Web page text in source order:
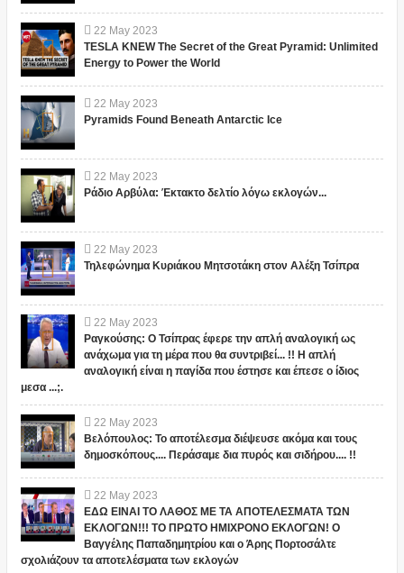
22 May 2023
TESLA KNEW The Secret of the Great Pyramid: Unlimited
Energy to Power the World
22 May 2023
Pyramids Found Beneath Antarctic Ice
22 May 2023
Ράδιο Αρβύλα: Έκτακτο δελτίο λόγω εκλογών...
22 May 2023
Τηλεφώνημα Κυριάκου Μητσοτάκη στον Αλέξη Τσίπρα
22 May 2023
Ραγκούσης: Ο Τσίπρας έφερε την απλή αναλογική ως
ανάχωμα για τη μέρα που θα συντριβεί... !! Η απλή
αναλογική είναι η παγίδα που έστησε και έπεσε ο ίδιος
μεσα ...;.
22 May 2023
Βελόπουλος: Το αποτέλεσμα διέψευσε ακόμα και τους
δημοσκόπους.... Περάσαμε δια πυρός και σιδήρου.... !!
22 May 2023
ΕΔΩ ΕΙΝΑΙ ΤΟ ΛΑΘΟΣ ΜΕ ΤΑ ΑΠΟΤΕΛΕΣΜΑΤΑ ΤΩΝ
ΕΚΛΟΓΩΝ!!! ΤΟ ΠΡΩΤΟ ΗΜΙΧΡΟΝΟ ΕΚΛΟΓΩΝ! Ο
Βαγγέλης Παπαδημητρίου και ο Άρης Πορτοσάλτε
σχολιάζουν τα αποτελέσματα των εκλογών